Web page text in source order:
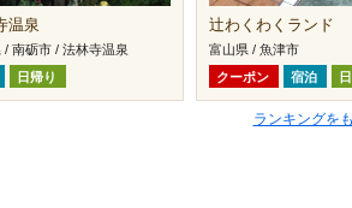
温泉
/ 南砺市 / 法林寺温泉
日帰り
辻わくわくランド
富山県 / 魚津市
クーポン
宿泊
ランキングを